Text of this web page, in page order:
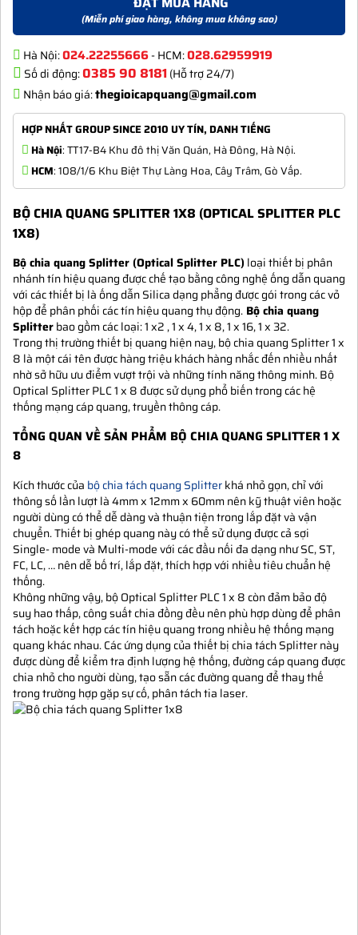
(Miễn phí giao hàng, không mua không sao)
Hà Nội:024.22255666- HCM:028.62959919
Số di động:0385 90 8181(Hỗ trợ 24/7)
Nhận báo giá:thegioicapquang@gmail.com
HỢP NHẤT GROUP SINCE 2010 UY TÍN, DANH TIẾNG
Hà Nội: TT17-B4 Khu đô thị Văn Quán, Hà Đông, Hà Nội.
HCM: 108/1/6 Khu Biệt Thự Làng Hoa, Cây Trâm, Gò Vấp.
BỘ CHIA QUANG SPLITTER 1X8 (OPTICAL SPLITTER PLC
1X8)
Bộ chia quang Splitter (Optical Splitter PLC) loại thiết bị phân
nhánh tín hiệu quang được chế tạo bằng công nghệ ống dẫn quang
với các thiết bị là ống dẫn Silica dạng phẳng được gói trong các vỏ
hộp để phân phối các tín hiệu quang thụ động. Bộ chia quang
Splitterbao gồm các loại: 1 x2 , 1 x 4, 1 x 8, 1 x 16, 1 x 32.
Trong thị trường thiết bị quang hiện nay, bộ chia quang Splitter 1 x
8 là một cái tên được hàng triệu khách hàng nhắc đến nhiều nhất
nhờ sở hữu ưu điểm vượt trội và những tính năng thông minh. Bộ
Optical Splitter PLC 1 x 8 được sử dụng phổ biến trong các hệ
thống mạng cáp quang, truyền thông cáp.
TỔNG QUAN VỀ SẢN PHẨM BỘ CHIA QUANG SPLITTER 1 X
8
Kích thước của bộ chia tách quang Splitterkhá nhỏ gọn, chỉ với
thông số lần lượt là 4mm x 12mm x 60mm nên kỹ thuật viên hoặc
người dùng có thể dễ dàng và thuận tiện trong lắp đặt và vận
chuyển. Thiết bị ghép quang này có thể sử dụng được cả sợi
Single- mode và Multi-mode với các đầu nối đa dạng như SC, ST,
FC, LC, … nên dễ bố trí, lắp đặt, thích hợp với nhiều tiêu chuẩn hệ
thống.
Không những vậy, bộ Optical Splitter PLC 1 x 8 còn đảm bảo độ
suy hao thấp, công suất chia đồng đều nên phù hợp dùng để phân
tách hoặc kết hợp các tín hiệu quang trong nhiều hệ thống mạng
quang khác nhau. Các ứng dụng của thiết bị chia tách Splitter này
được dùng để kiểm tra định lượng hệ thống, đường cáp quang được
chia nhỏ cho người dùng, tạo sẵn các đường quang để thay thế
trong trường hợp gặp sự cố, phân tách tia laser.